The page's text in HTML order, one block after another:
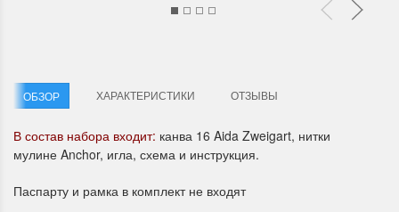
ОБЗОР ХАРАКТЕРИСТИКИ ОТЗЫВЫ
В состав набора входит: канва 16 Aida Zweigart, нитки
мулине Anchor, игла, схема и инструкция.
Паспарту и рамка в комплект не входят